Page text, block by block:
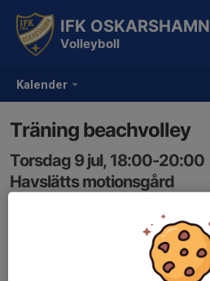
Kalender
IFK OSKARSHAMN
Volleyboll
Träning beachvolley
Torsdag 9 jul, 18:00-20:00
Havslätts motionsgård